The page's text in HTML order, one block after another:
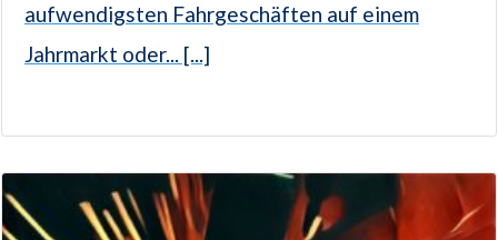
aufwendigsten Fahrgeschäften auf einem
Jahrmarkt oder... [...]